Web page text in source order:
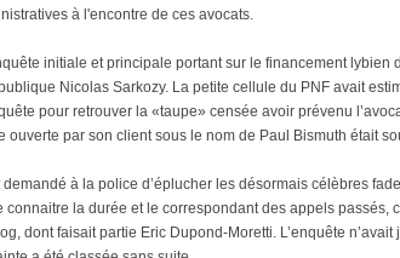
à l'encontre de ces avocats.
initiale et principale portant sur le financement lybien
Nicolas Sarkozy. La petite cellule du PNF avait
pour retrouver la «taupe» censée avoir prévenu
par son client sous le nom de Paul Bismuth était
à la police d’éplucher les désormais célèbres
la durée et le correspondant des appels passés,
dont faisait partie Eric Dupond-Moretti. L’enquête n’avait